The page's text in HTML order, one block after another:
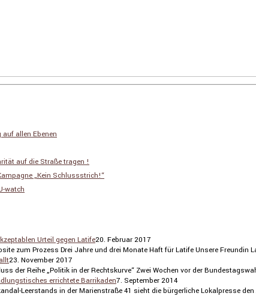
allen Ebenen
auf die Straße tragen !
„Kein Schlussstrich!“
watch
Urteil gegen Latife20. Februar 2017
zum Prozess Drei Jahre und drei Monate Haft für Latife Unsere Freundin
23. November 2017
der Reihe „Politik in der Rechts­kurve“ Zwei Wochen vor der
errichtete Barrikaden7. September 2014
Leerstands in der Marien­straße 41 sieht die bürger­liche Lokal­presse